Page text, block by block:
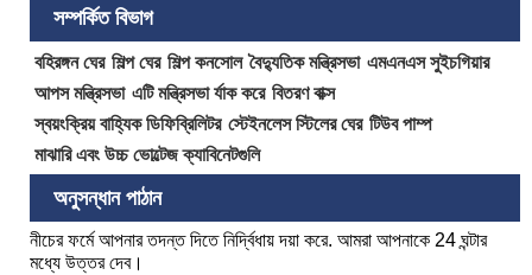
সম্পর্কিত বিভাগ
বহিরঙ্গন ঘের শিল্প ঘের শিল্প কনসোল বৈদ্যুতিক মন্ত্রিসভা এমএনএস সুইচগিয়ার
আপস মন্ত্রিসভা এটি মন্ত্রিসভা র্যাক করে বিতরণ বাক্স
স্বয়ংক্রিয় বাহ্যিক ডিফিব্রিলিটর স্টেইনলেস স্টিলের ঘের টিউব পাম্প
মাঝারি এবং উচ্চ ভোল্টেজ ক্যাবিনেটগুলি
অনুসন্ধান পাঠান
নীচের ফর্মে আপনার তদন্ত দিতে নির্দ্বিধায় দয়া করে. আমরা আপনাকে 24 ঘন্টার
মধ্যে উত্তর দেব।